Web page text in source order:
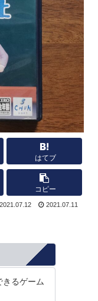
はてブ
コピー
2021.07.12 2021.07.11
きるゲーム